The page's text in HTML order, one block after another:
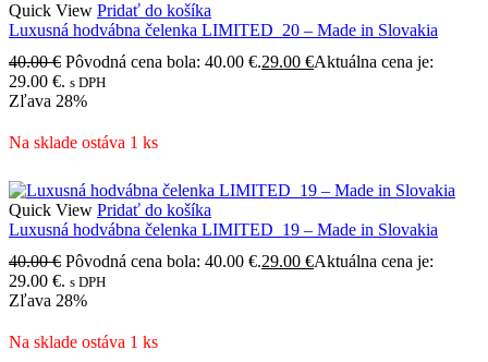
Quick View Pridať do košíka
Luxusná hodvábna čelenka LIMITED_20 – Made in Slovakia
40.00€ Pôvodná cena bola: 40.00 €.29.00 €Aktuálna cena je:
29.00 €. s DPH
Zľava 28%
Na sklade ostáva 1 ks
Quick View Pridať do košíka
Luxusná hodvábna čelenka LIMITED_19 – Made in Slovakia
40.00€ Pôvodná cena bola: 40.00 €.29.00 €Aktuálna cena je:
29.00 €. s DPH
Zľava 28%
Na sklade ostáva 1 ks